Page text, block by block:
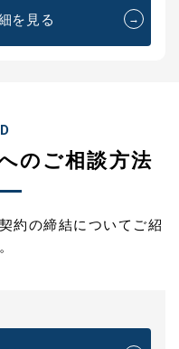
を見る →
のご相談方法
約の締結についてご紹